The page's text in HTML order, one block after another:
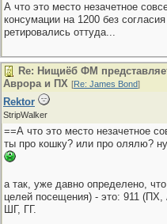
А что это место незачетное
консумации на 1200 без
ретировались оттуда...
Re: Нищиёб ФМ
Аврора и ПХ [Re: James Bond]
Rektor
StripWalker
==А что это место незачетное
ты про кошку? или про олялю?
а так, уже давно определено,
целей посещения) - это: 911
ШГ, ГГ.